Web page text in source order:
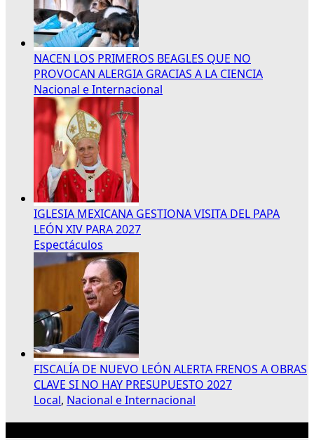
NACEN LOS PRIMEROS BEAGLES QUE NO
PROVOCAN ALERGIA GRACIAS A LA CIENCIA
Nacional e Internacional
IGLESIA MEXICANA GESTIONA VISITA DEL PAPA
LEÓN XIV PARA 2027
Espectáculos
FISCALÍA DE NUEVO LEÓN ALERTA FRENOS A OBRAS
CLAVE SI NO HAY PRESUPUESTO 2027
Local, Nacional e Internacional